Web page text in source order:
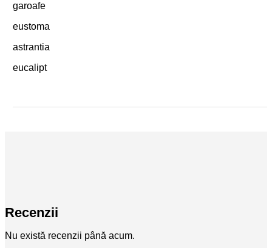
garoafe
eustoma
astrantia
eucalipt
Recenzii
Nu există recenzii până acum.